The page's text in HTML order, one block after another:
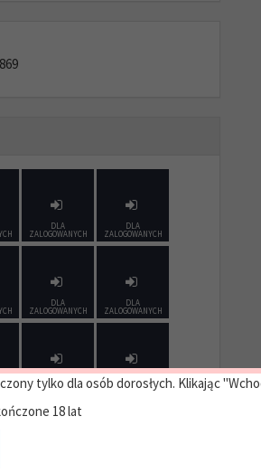
DLA
ZALOGOWANYCH
DLA
ZALOGOWANYCH
DLA
ZALOGOWANYCH
DLA
ZALOGOWANYCH
DLA
ZALOGOWANYCH
DLA
ZALOGOWANYCH
tylko dla osób dorosłych. Klikając
18 lat